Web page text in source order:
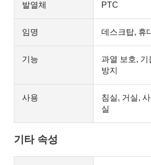
발열체 PTC
임명 데스크탑, 휴
기능
과열 보호, 기
방지
사용
침실, 거실,
실
기타 속성